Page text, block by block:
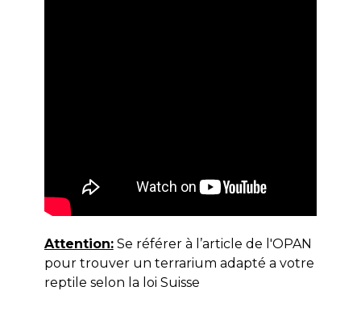
Attention:Se référer à l’article de l'OPAN
pour trouver un terrarium adapté a votre
reptile selon la loi Suisse